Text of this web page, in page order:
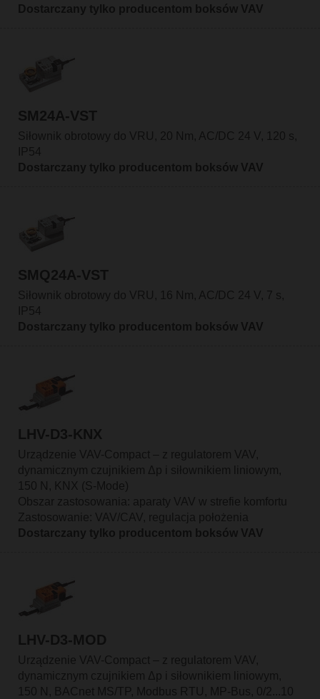
Dostarczany tylko producentom boksów VAV
SM24A-VST
Siłownik obrotowy do VRU, 20 Nm, AC/DC 24 V, 120 s,
IP54
Dostarczany tylko producentom boksów VAV
SMQ24A-VST
Siłownik obrotowy do VRU, 16 Nm, AC/DC 24 V, 7 s,
IP54
Dostarczany tylko producentom boksów VAV
LHV-D3-KNX
Urządzenie VAV-Compact – z regulatorem VAV,
dynamicznym czujnikiem Δp i siłownikiem liniowym,
150 N, KNX (S-Mode)
Obszar zastosowania: aparaty VAV w strefie komfortu
Zastosowanie: VAV/CAV, regulacja położenia
Dostarczany tylko producentom boksów VAV
LHV-D3-MOD
Urządzenie VAV-Compact – z regulatorem VAV,
dynamicznym czujnikiem Δp i siłownikiem liniowym,
150 N, BACnet MS/TP, Modbus RTU, MP-Bus, 0/2...10